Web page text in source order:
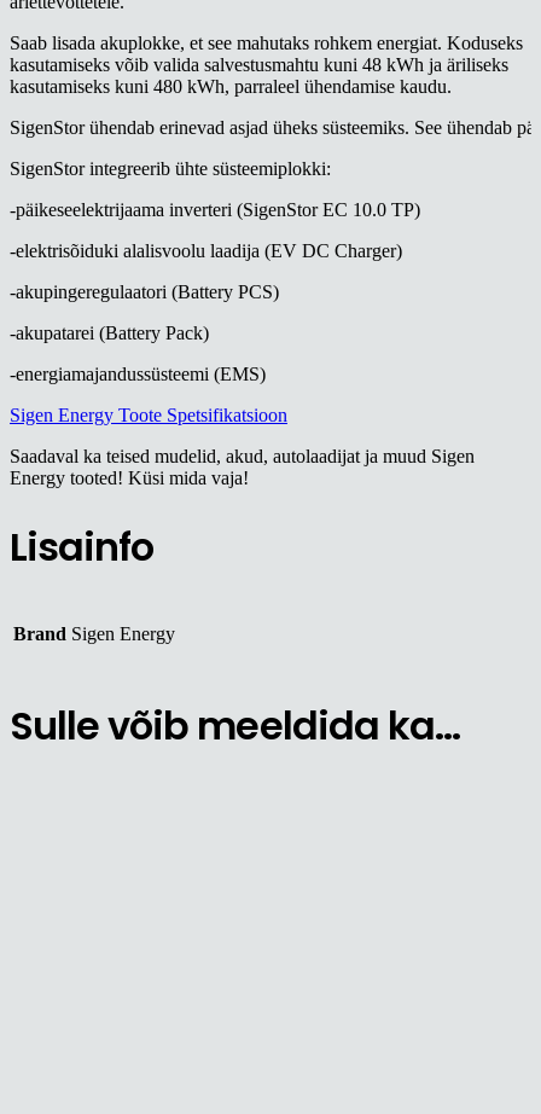
Saab lisada akuplokke, et see mahutaks rohkem energiat. Koduseks
kasutamiseks võib valida salvestusmahtu kuni 48 kWh ja äriliseks
kasutamiseks kuni 480 kWh, parraleel ühendamise kaudu.
SigenStor ühendab erinevad asjad üheks süsteemiks. See ühendab
SigenStor integreerib ühte süsteemiplokki:
-päikeseelektrijaama inverteri (SigenStor EC 10.0 TP)
-elektrisõiduki alalisvoolu laadija (EV DC Charger)
-akupingeregulaatori (Battery PCS)
-akupatarei (Battery Pack)
-energiamajandussüsteemi (EMS)
Sigen Energy Toote Spetsifikatsioon
Saadaval ka teised mudelid, akud, autolaadijat ja muud Sigen
Energy tooted! Küsi mida vaja!
Lisainfo
Brand Sigen Energy
Sulle võib meeldida ka…